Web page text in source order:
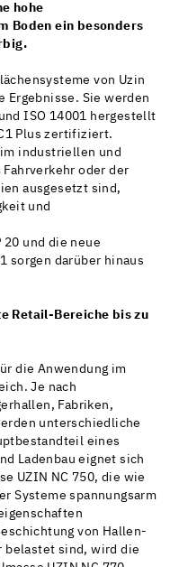
hohe
Boden ein besonders
von Uzin
Ergebnisse. Sie werden
ISO 14001 hergestellt
Plus zertifiziert.
im industriellen und
oder der
ausgesetzt sind,
und
und die neue
sorgen darüber hinaus
Retail-Bereiche bis zu
die Anwendung im
Je nach
Fabriken,
unterschiedliche
eines
Ladenbau eignet sich
UZIN NC 750, die wie
Systeme spannungsarm
von Hallen-
belastet sind, wird die